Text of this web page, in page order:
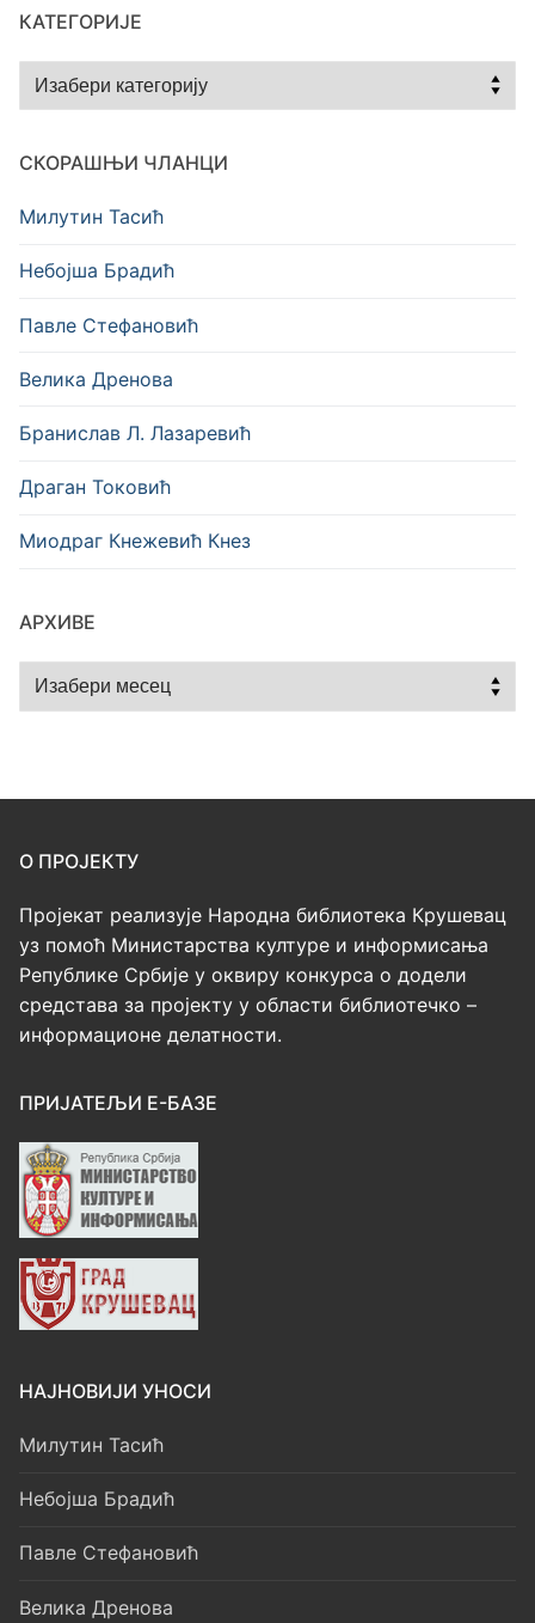
КАТЕГОРИЈЕ
Категорије
СКОРАШЊИ ЧЛАНЦИ
Милутин Тасић
Небојша Брадић
Павле Стефановић
Велика Дренова
Бранислав Л. Лазаревић
Драган Токовић
Миодраг Кнежевић Кнез
АРХИВЕ
Архиве
О ПРОЈЕКТУ
Пројекат реализује Народна библиотека Крушевац
уз помоћ Министарства културе и информисања
Републике Србије у оквиру конкурса о додели
средстава за пројекту у области библиотечко –
информационе делатности.
ПРИЈАТЕЉИ Е-БАЗЕ
НАЈНОВИЈИ УНОСИ
Милутин Тасић
Небојша Брадић
Павле Стефановић
Велика Дренова